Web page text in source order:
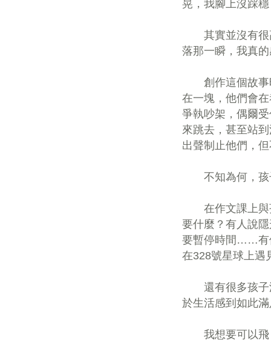
晃，我腳上沒踩
其實並沒有很
落那一瞬，我真
創作這個故事
在一塊，他們會
爭執吵架，偶爾
來跳去，甚至站
出聲制止他們，
不知為何，孩
在作文課上與
要什麼？有人說
要暫停時間……有
在328號星球上遇
還有很多孩子
於生活感到如此
我想要可以飛